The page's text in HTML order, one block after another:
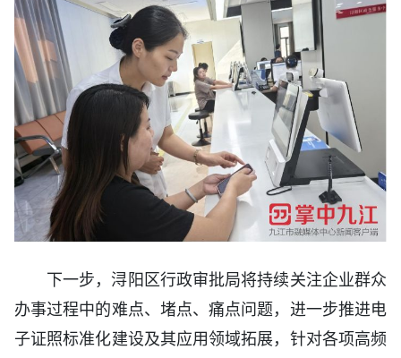
下一步，浔阳区行政审批局将持续关注企业群众
办事过程中的难点、堵点、痛点问题，进一步推进电
子证照标准化建设及其应用领域拓展，针对各项高频